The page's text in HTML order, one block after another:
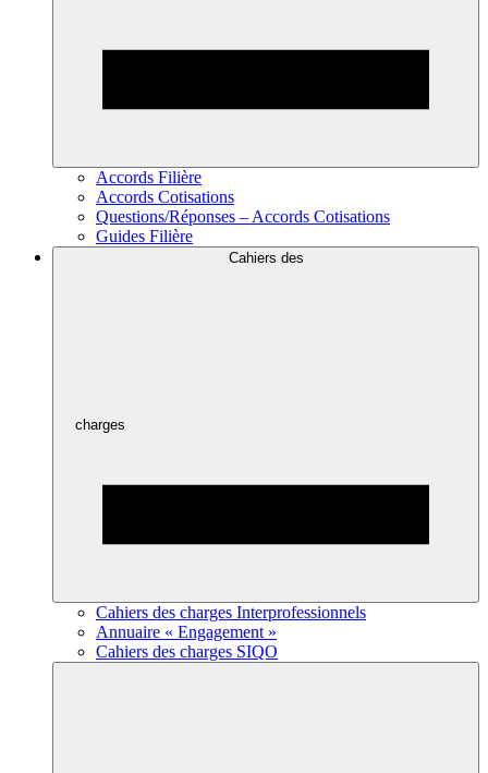
Accords Filière
Accords Cotisations
Questions/Réponses – Accords Cotisations
Guides Filière
Cahiers des
charges
Cahiers des charges Interprofessionnels
Annuaire « Engagement »
Cahiers des charges SIQO